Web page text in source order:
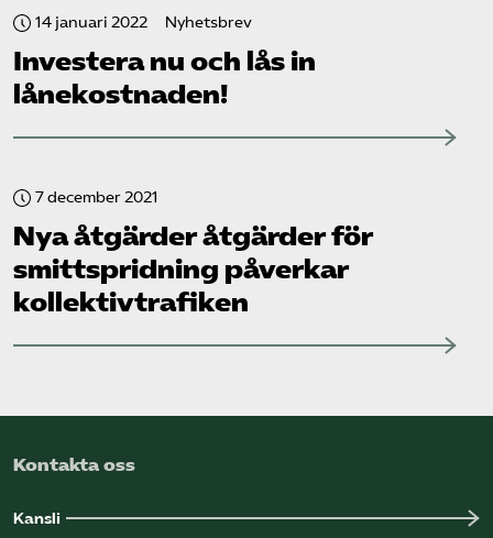
14 januari 2022 Nyhetsbrev
Investera nu och lås in
lånekostnaden!
7 december 2021
Nya åtgärder åtgärder för
smittspridning påverkar
kollektiv­trafiken
Kontakta oss
Kansli